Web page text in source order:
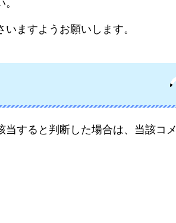
ますようお願いします。
すると判断した場合は、当該コ